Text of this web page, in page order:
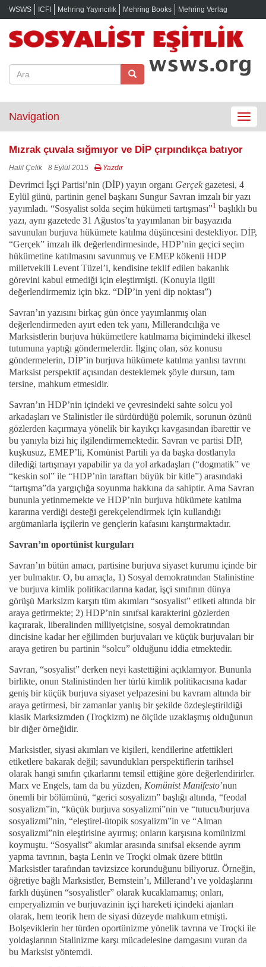
WSWS ICFI Mehring Yayıncılık Mehring Books Mehring Verlag
Toggle
Navigation
Mızrak çuvala sığmıyor ve DİP çırpındıkça batıyor
Halil Çelik 8 Eylül 2015 Yazdır
Devrimci İşçi Partisi’nin (DİP) yayın organı Gerçek gazetesi, 4
Eylül günü, partinin genel başkanı Sungur Savran imzalı bir yazı
yayımladı. “Sosyalist solda seçim hükümeti tartışması”1 başlıklı bu
yazı, aynı gazetede 31 Ağustos’ta yayımlanan bir başyazıda
savunulan burjuva hükümete katılma düşüncesini destekliyor. DİP,
“Gerçek” imzalı ilk değerlendirmesinde, HDP’nin geçici seçim
hükümetine katılmasını savunmuş ve EMEP kökenli HDP
milletvekili Levent Tüzel’i, kendisine teklif edilen bakanlık
görevini kabul etmediği için eleştirmişti. (Konuyla ilgili
değerlendirmemiz için bkz. “DİP’in yeni dip noktası”)
Savran’ın yazısını birkaç gün önce yayımlanmış olan
değerlendirmeden ayırt eden tek yanı, Millerandcılığa ve
Marksistlerin burjuva hükümetlere katılmama biçimindeki ilkesel
tutumuna yaptığı göndermelerdir. İlginç olan, söz konusu
göndermelerin, DİP’in burjuva hükümete katılma yanlısı tavrını
Marksist perspektif açısından desteklemek şöyle dursun, tam
tersine, mahkum etmesidir.
Savran’ın HDP’nin içindeki ve çevresindeki sahte solcu yol
arkadaşları ve Stalinistler ile sürdürdüğü polemik, sorunun özünü
gözlerden kaçırmaya yönelik bir kayıkçı kavgasından ibarettir ve
bu yanıyla bizi hiç ilgilendirmemektedir. Savran ve partisi DİP,
kuşkusuz, EMEP’li, Komünist Partili ya da başka dostlarıyla
dilediği tartışmayı yapabilir ya da yol arkadaşları (“dogmatik” ve
“keskin sol” ile “HDP’nin taraftarı büyük bir kitle”) arasındaki
“tartışma”da yargıçlığa soyunma hakkına da sahiptir. Ama Savran
bununla yetinmemekte ve HDP’nin burjuva hükümete katılma
kararına verdiği desteği gerekçelendirmek için kullandığı
argümanlarla işçilerin ve gençlerin kafasını karıştırmaktadır.
Savran’ın oportünist kurguları
Savran’ın bütün amacı, partisine burjuva siyaset kurumu içinde bir
yer bulmaktır. O, bu amaçla, 1) Sosyal demokratından Stalinistine
ve burjuva kimlik politikacılarına kadar, işçi sınıfının dünya
görüşü Marksizm karşıtı tüm akımları “sosyalist” etiketi altında bir
araya getirmekte; 2) HDP’nin sınıfsal karakterini gözlerden
kaçırarak, liberalinden milliyetçisine, sosyal demokratından
dincisine kadar her eğilimden burjuvaları ve küçük burjuvaları bir
araya getiren bu partinin “solcu” olduğunu iddia etmektedir.
Savran, “sosyalist” derken neyi kastettiğini açıklamıyor. Bununla
birlikte, onun Stalinistinden her türlü kimlik politikacısına kadar
geniş bir küçük burjuva siyaset yelpazesini bu kavram altında bir
araya getirmesi, bir zamanlar yanlış bir şekilde özdeşleştirildiği
klasik Marksizmden (Troçkizm) ne ölçüde uzaklaşmış olduğunun
bir diğer örneğidir.
Marksistler, siyasi akımları ve kişileri, kendilerine atfettikleri
etiketlere bakarak değil; savundukları perspektiflerin tarihsel
olarak hangi sınıfın çıkarlarını temsil ettiğine göre değerlendirirler.
Marx ve Engels, tam da bu yüzden, Komünist Manifesto’nun
önemli bir bölümünü, “gerici sosyalizm” başlığı altında, “feodal
sosyalizm”in, “küçük burjuva sosyalizmi”nin ve “tutucu/burjuva
sosyalizmi”nin, “eleştirel-ütopik sosyalizm”in ve “Alman
sosyalizmi”nin eleştirisine ayırmış; onların karşısına komünizmi
koymuştu. “Sosyalist” akımlar arasında sınıfsal eksende ayrım
yapma tavrının, başta Lenin ve Troçki olmak üzere bütün
Marksistler tarafından tavizsizce korunduğunu biliyoruz. Örneğin,
öğretiye bağlı Marksistler, Bernstein’ı, Millerand’ı ve yoldaşlarını
farklı düşünen “sosyalistler” olarak kucaklamamış; onları,
emperyalizmin ve burjuvazinin işçi hareketi içindeki ajanları
olarak, hem teorik hem de siyasi düzeyde mahkum etmişti.
Bolşeviklerin her türden oportünizme yönelik tavrına ve Troçki ile
yoldaşlarının Stalinizme karşı mücadelesine damgasını vuran da
bu Marksist yöntemdi.